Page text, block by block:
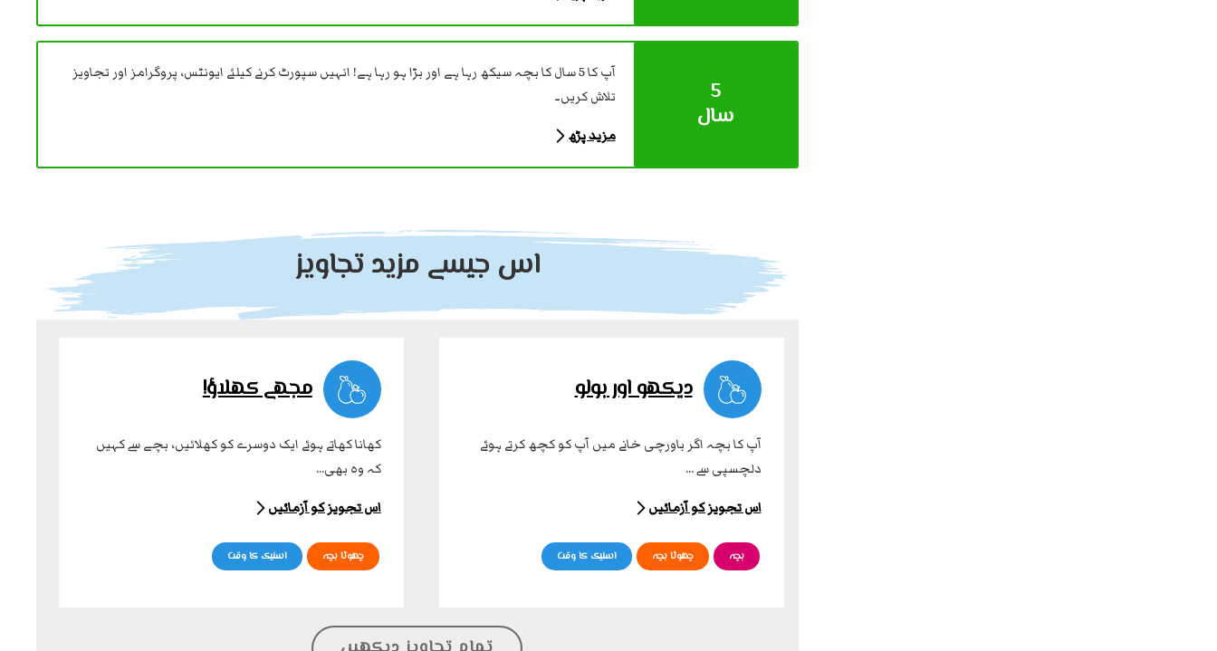
5
سال
آپ کا 5 سال کا بچہ سیکھ رہا ہے اور بڑا ہو رہا ہے! انہیں سپورٹ کرنے کیلئے ایونٹس، پروگرامز اور تجاویز
تلاش کریں۔
مزید پڑھ
اس جیسے مزید تجاویز
دیکھو اور بولو
آپ کا بچہ اگر باورچی خانے میں آپ کو کچھ کرتے ہوئے
دلچسپی سے ...
اس تجویز کو آزمائیں
بچہ چھوٹا بچہ اسنیک کا وقت
مجھے کھلاؤ!
کھانا کھاتے ہوئے ایک دوسرے کو کھلائیں، بچے سے کہیں
کہ وہ بھی...
اس تجویز کو آزمائیں
چھوٹا بچہ اسنیک کا وقت